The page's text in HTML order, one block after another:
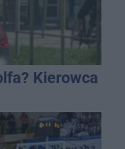
Kierowca